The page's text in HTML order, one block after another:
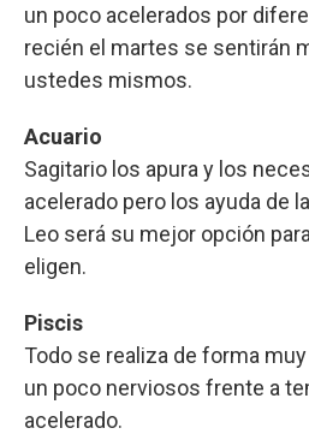
un poco acelerados por
recién el martes se sentirán
ustedes mismos.
Acuario
Sagitario los apura y los
acelerado pero los ayuda de
Leo será su mejor opción
eligen.
Piscis
Todo se realiza de forma
un poco nerviosos frente a
acelerado.